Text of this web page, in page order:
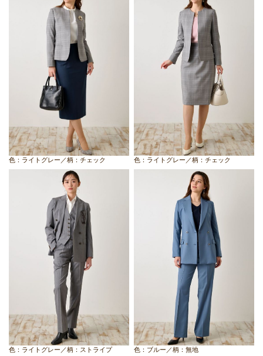
色：ライトグレー／柄：チェック 色：ライトグレー／柄：チェック
色：ライトグレー／柄：ストライプ 色：ブルー／柄：無地